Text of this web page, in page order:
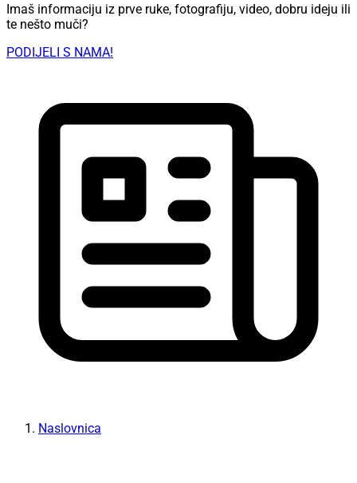
Imaš informaciju iz prve ruke, fotografiju, video, dobru ideju ili
te nešto muči?
PODIJELI S NAMA!
Naslovnica